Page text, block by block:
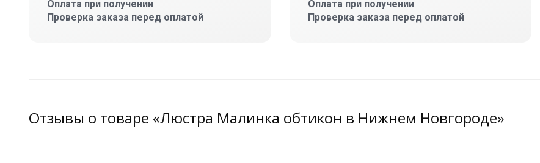
Оплата при получении
Проверка заказа перед оплатой
Оплата при получении
Проверка заказа перед оплатой
Отзывы о товаре «Люстра Малинка обтикон в Нижнем Новгороде»